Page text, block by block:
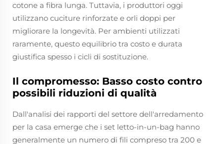
cotone a fibra lunga. Tuttavia, i produttori oggi
utilizzano cuciture rinforzate e orli doppi per
migliorare la longevità. Per ambienti utilizzati
raramente, questo equilibrio tra costo e durata
giustifica spesso i cicli di sostituzione.
Il compromesso: Basso costo contro
possibili riduzioni di qualità
Dall'analisi dei rapporti del settore dell'arredamento
per la casa emerge che i set letto-in-un-bag hanno
generalmente un numero di fili compreso tra 200 e